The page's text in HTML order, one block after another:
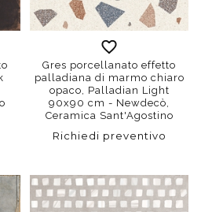
Gres porcellanato effetto
palladiana di marmo chiaro
opaco, Palladian Light
90x90 cm - Newdecò,
Ceramica Sant'Agostino
Richiedi preventivo